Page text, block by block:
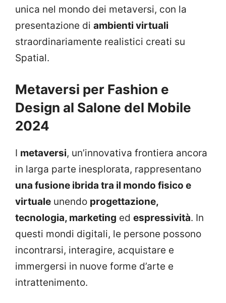
unica nel mondo dei metaversi, con la
presentazione di ambienti virtuali
straordinariamente realistici creati su
Spatial.
Metaversi per Fashion e
Design al Salone del Mobile
2024
I metaversi, un’innovativa frontiera ancora
in larga parte inesplorata, rappresentano
una fusione ibrida tra il mondo fisico e
virtuale unendo progettazione,
tecnologia, marketing ed espressività. In
questi mondi digitali, le persone possono
incontrarsi, interagire, acquistare e
immergersi in nuove forme d’arte e
intrattenimento.